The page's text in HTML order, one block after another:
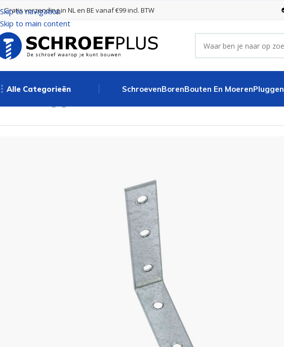
Skip to navigation
Skip to main content
Gratis verzending in NL en BE vanaf €99 incl. BTW
Alle Categorieën SchroevenBorenBouten En MoerenPluggen